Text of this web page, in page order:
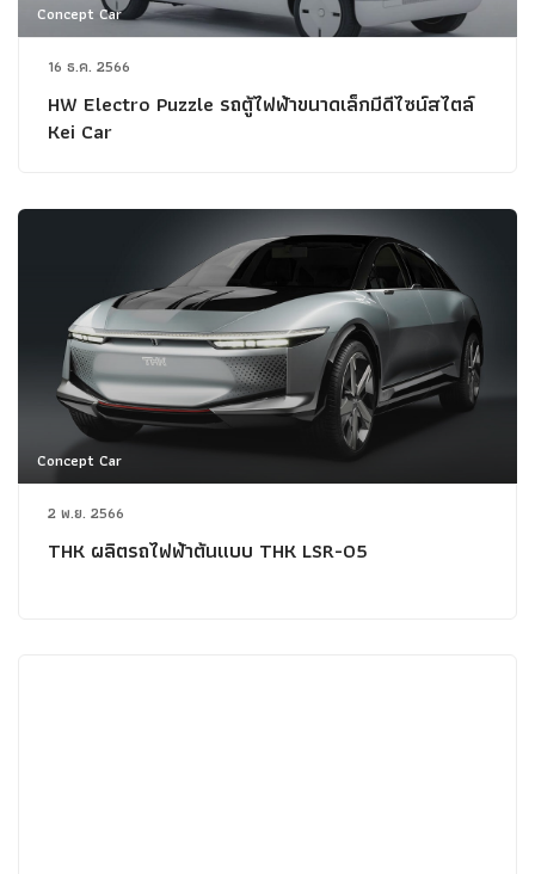
Concept Car
16 ธ.ค. 2566
HW Electro Puzzle รถตู้ไฟฟ้าขนาดเล็กมีดีไซน์สไตล์
Kei Car
Concept Car
2 พ.ย. 2566
THK ผลิตรถไฟฟ้าต้นแบบ THK LSR-05